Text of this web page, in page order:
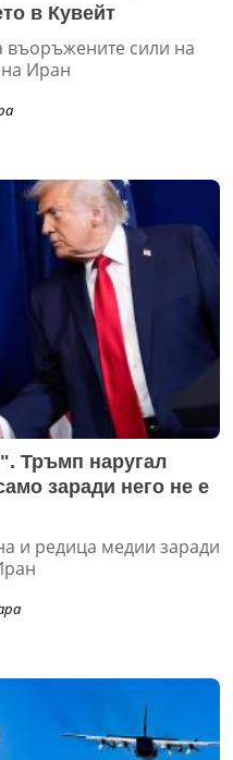
в Кувейт
въоръжените сили на
Иран
Тръмп наругал
заради него не е
и редица медии заради